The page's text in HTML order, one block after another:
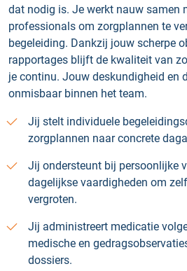
dat nodig is. Je werkt nauw samen
professionals om zorgplannen te
begeleiding. Dankzij jouw scherpe
rapportages blijft de kwaliteit van
je continu. Jouw deskundigheid en
onmisbaar binnen het team.
Jij stelt individuele
zorgplannen naar concrete
Jij ondersteunt bij persoonlijke
dagelijkse vaardigheden om
vergroten.
Jij administreert medicatie
medische en
dossiers.